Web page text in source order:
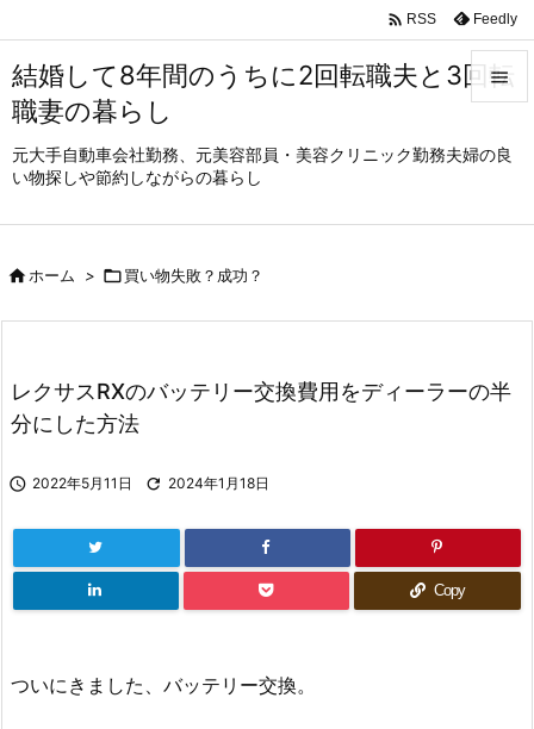
結婚して8年間のうちに2回転職夫と3回転
職妻の暮らし
元大手自動車会社勤務、元美容部員・美容クリニック勤務夫婦の良
い物探しや節約しながらの暮らし

メニュ
検索
 RSS Feedly
ホーム > 買い物失敗？成功？
レクサスRXのバッテリー交換費用をディーラーの半
分にした方法
 2022年5月11日  2024年1月18日
Copy
ついにきました、バッテリー交換。